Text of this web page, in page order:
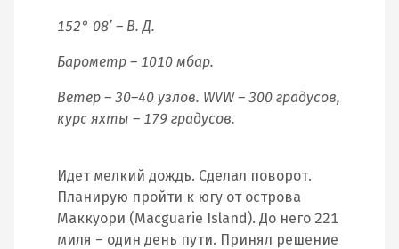
152° 08’ – В. Д.
Барометр – 1010 мбар.
Ветер – 30–40 узлов. WVW – 300 градусов,
курс яхты – 179 градусов.
Идет мелкий дождь. Сделал поворот.
Планирую пройти к югу от острова
Маккуори (Macguarie Island). До него 221
миля – один день пути. Принял решение